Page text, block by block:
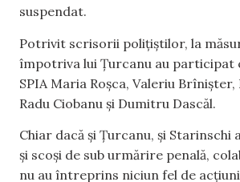
suspendat.
Potrivit scrisorii polițiștilor, la
împotriva lui Țurcanu au participat
SPIA Maria Roșca, Valeriu
Radu Ciobanu și Dumitru Dascăl.
Chiar dacă și Țurcanu, și Starinschi
și scoși de sub urmărire penală,
nu au întreprins niciun fel de